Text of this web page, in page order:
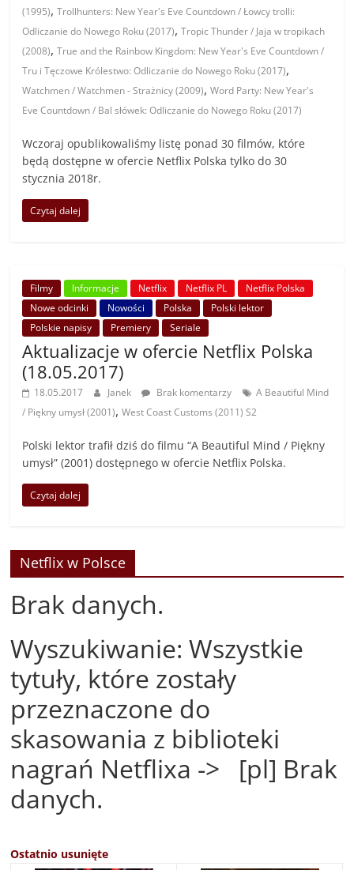
(1995),Trollhunters: New Year's Eve Countdown / Łowcy trolli:
Odliczanie do Nowego Roku (2017),Tropic Thunder / Jaja w tropikach
(2008),True and the Rainbow Kingdom: New Year's Eve Countdown /
Tru i Tęczowe Królestwo: Odliczanie do Nowego Roku (2017),
Watchmen / Watchmen - Strażnicy (2009),Word Party: New Year's
Eve Countdown / Bal słówek: Odliczanie do Nowego Roku (2017)
Wczoraj opublikowaliśmy listę ponad 30 filmów, które
będą dostępne w ofercie Netflix Polska tylko do 30
stycznia 2018r.
Czytaj dalej
Filmy Informacje Netflix Netflix PL
Netflix Polska
Nowe odcinki
Nowości Polska
Polski lektor
Polskie napisy
Premiery Seriale
Aktualizacje w ofercie Netflix Polska
(18.05.2017)
18.05.2017 Janek Brak komentarzy
A Beautiful Mind
/ Piękny umysł (2001),West Coast Customs (2011) S2
Polski lektor trafił dziś do filmu “A Beautiful Mind / Piękny
umysł” (2001) dostępnego w ofercie Netflix Polska.
Czytaj dalej
Netflix w Polsce
Brak danych.
Wyszukiwanie: Wszystkie
tytuły, które zostały
przeznaczone do
skasowania z biblioteki
nagrań Netflixa -> [pl] Brak
danych.
Ostatnio usunięte